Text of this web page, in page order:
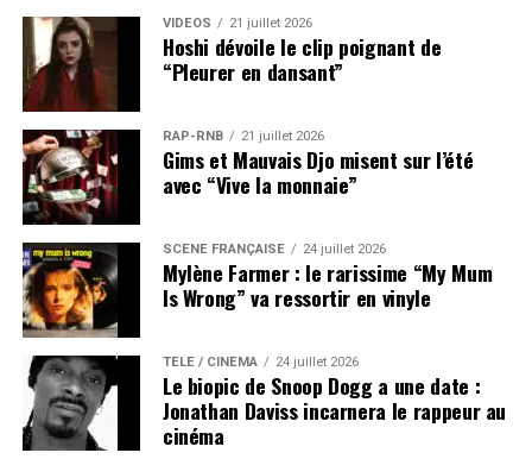
VIDEOS 21 juillet 2026
Hoshi dévoile le clip poignant de
“Pleurer en dansant”
RAP-RNB 21 juillet 2026
Gims et Mauvais Djo misent sur l’été
avec “Vive la monnaie”
SCÈNE FRANÇAISE 24 juillet 2026
Mylène Farmer : le rarissime “My Mum
Is Wrong” va ressortir en vinyle
TÉLÉ / CINÉMA 24 juillet 2026
Le biopic de Snoop Dogg a une date :
Jonathan Daviss incarnera le rappeur au
cinéma